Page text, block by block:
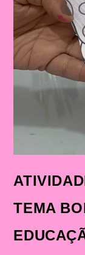
TEMA